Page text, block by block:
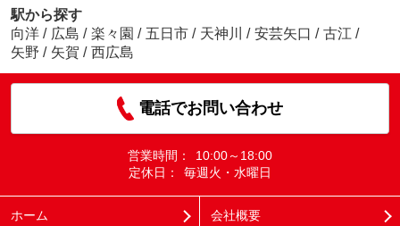
駅から探す
向洋 / 広島 / 楽々園 / 五日市 / 天神川 / 安芸矢口 / 古江 /
矢野 / 矢賀 / 西広島
電話でお問い合わせ
営業時間：
10:00～18:00
定休日：
毎週火・水曜日
ホーム 会社概要